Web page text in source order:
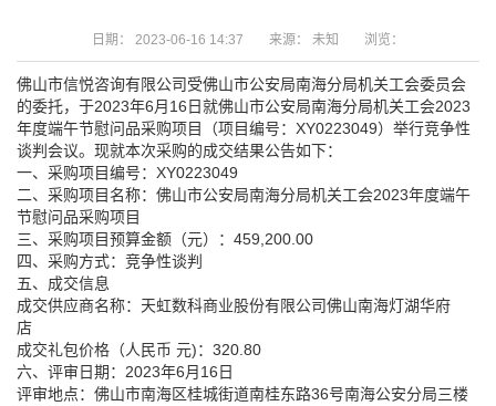
日期： 2023-06-16 14:37 来源： 未知 浏览：
佛山市信悦咨询有限公司受佛山市公安局南海分局机关工会委员会
的委托，于2023年6月16日就佛山市公安局南海分局机关工会2023
年度端午节慰问品采购项目（项目编号：XY0223049）举行竞争性
谈判会议。现就本次采购的成交结果公告如下：
一、采购项目编号：XY0223049
二、采购项目名称：佛山市公安局南海分局机关工会2023年度端午
节慰问品采购项目
三、采购项目预算金额（元）：459,200.00
四、采购方式：竞争性谈判
五、成交信息
成交供应商名称：天虹数科商业股份有限公司佛山南海灯湖华府
店
成交礼包价格（人民币 元)：320.80
六、评审日期：2023年6月16日
评审地点：佛山市南海区桂城街道南桂东路36号南海公安分局三楼